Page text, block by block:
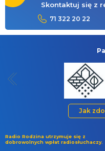
Skontaktuj się z
71 322 20 22
Jak
Radio Rodzina utrzymuje się z
dobrowolnych wpłat radiosłuchaczy.